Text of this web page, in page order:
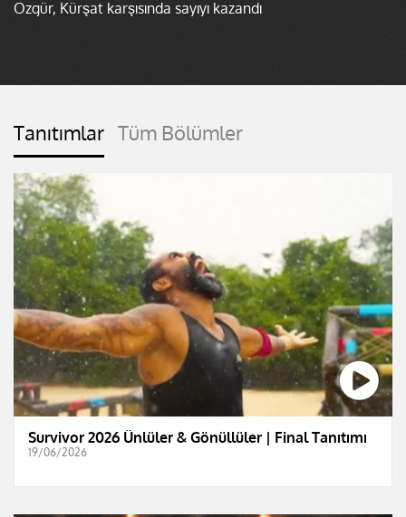
Özgür, Kürşat karşısında sayıyı kazandı
Tanıtımlar Tüm Bölümler
Survivor 2026 Ünlüler & Gönüllüler | Final Tanıtımı
19/06/2026